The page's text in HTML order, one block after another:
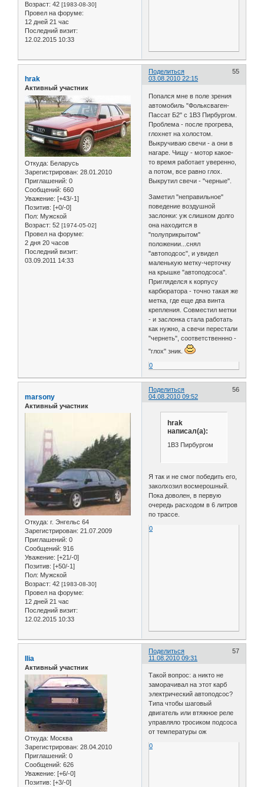
Возраст: 42 [1983-08-30]
Провел на форуме:
12 дней 21 час
Последний визит:
12.02.2015 10:33
Поделиться
55
03.08.2010 22:15
hrak
Активный участник
Откуда: Беларусь
Зарегистрирован: 28.01.2010
Приглашений: 0
Сообщений: 660
Уважение: [+43/-1]
Позитив: [+0/-0]
Пол: Мужской
Возраст: 52 [1974-05-02]
Провел на форуме:
2 дня 20 часов
Последний визит:
03.09.2011 14:33
Попался мне в поле зрения
автомобиль "Фольксваген-
Пассат Б2" с 1В3 Пирбургом.
Проблема - после прогрева,
глохнет на холостом.
Выкручиваю свечи - а они в
нагаре. Чищу - мотор какое-
то время работает уверенно,
а потом, все равно глох.
Выкрутил свечи - "черные".
Заметил "неправильное"
поведение воздушной
заслонки: уж слишком долго
она находится в
"полуприкрытом"
положении...снял
"автоподсос", и увидел
маленькую метку-черточку
на крышке "автоподсоса".
Пригляделся к корпусу
карбюратора - точно такая же
метка, где еще два винта
крепления. Совместил метки
- и заслонка стала работать
как нужно, а свечи перестали
"чернеть", соответственнно -
"глох" зник.
0
Поделиться
56
04.08.2010 09:52
marsony
Активный участник
Откуда: г. Энгельс 64
Зарегистрирован: 21.07.2009
Приглашений: 0
Сообщений: 916
Уважение: [+21/-0]
Позитив: [+50/-1]
Пол: Мужской
Возраст: 42 [1983-08-30]
Провел на форуме:
12 дней 21 час
Последний визит:
12.02.2015 10:33
hrak
написал(а):
1В3 Пирбургом
Я так и не смог победить его,
заколхозил восмерошный.
Пока доволен, в первую
очередь расходом в 6 литров
по трассе.
0
Поделиться
57
11.08.2010 09:31
Ilia
Активный участник
Откуда: Москва
Зарегистрирован: 28.04.2010
Приглашений: 0
Сообщений: 626
Уважение: [+6/-0]
Позитив: [+3/-0]
Такой вопрос: а никто не
заморачивал на этот карб
электрический автоподсос?
Типа чтобы шаговый
двигатель или втяжное реле
управляло тросиком подсоса
от температуры ож
0